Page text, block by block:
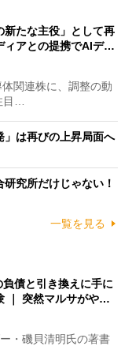
新たな主役」として再
アとの提携でAIデ…
関連株に、調整の動
…
」は再びの上昇局面へ
研究所だけじゃない！
一覧を見る
負債と引き換えに手に
｜ 突然マルサがや…
・磯貝清明氏の著書